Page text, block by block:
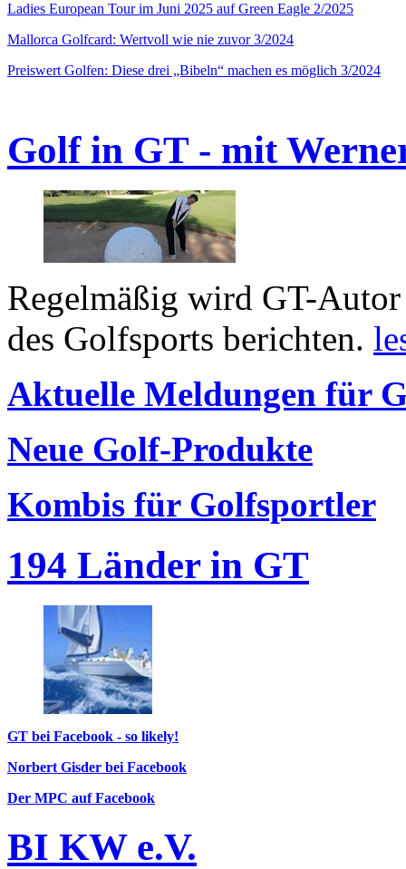
Ladies European Tour im Juni 2025 auf Green Eagle 2/2025
Mallorca Golfcard: Wertvoll wie nie zuvor 3/2024
Preiswert Golfen: Diese drei „Bibeln“ machen es möglich 3/2024
Golf in GT - mit
Regelmäßig wird GT-
des Golfsports berichten.
Aktuelle Meldungen für
Neue Golf-Produkte
Kombis für Golfsportler
194 Länder in GT
GT bei Facebook - so likely!
Norbert Gisder bei Facebook
Der MPC auf Facebook
BI KW e.V.